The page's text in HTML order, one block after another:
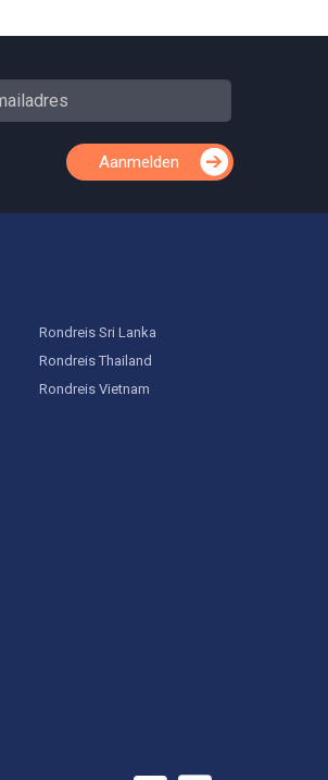
Aanmelden
Rondreis Sri Lanka
Rondreis Thailand
Rondreis Vietnam